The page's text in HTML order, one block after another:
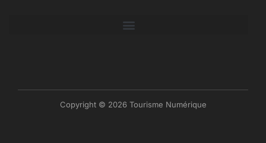
Copyright © 2026 Tourisme Numérique